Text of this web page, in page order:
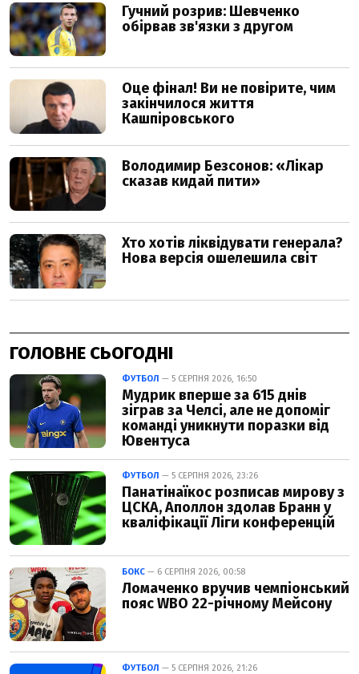
ГОЛОВНЕ СЬОГОДНІ
ФУТБОЛ — 5 СЕРПНЯ 2026, 16:50
Мудрик вперше за 615 днів
зіграв за Челсі, але не допоміг
команді уникнути поразки від
Ювентуса
ФУТБОЛ — 5 СЕРПНЯ 2026, 23:26
Панатінаїкос розписав мирову з
ЦСКА, Аполлон здолав Бранн у
кваліфікації Ліги конференцій
БОКС — 6 СЕРПНЯ 2026, 00:58
Ломаченко вручив чемпіонський
пояс WBO 22-річному Мейсону
ФУТБОЛ — 5 СЕРПНЯ 2026, 21:26